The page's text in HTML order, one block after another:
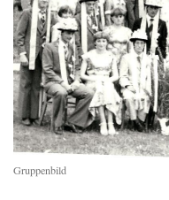
Gruppenbild